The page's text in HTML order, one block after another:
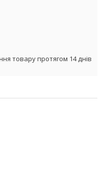
товару протягом 14 днів